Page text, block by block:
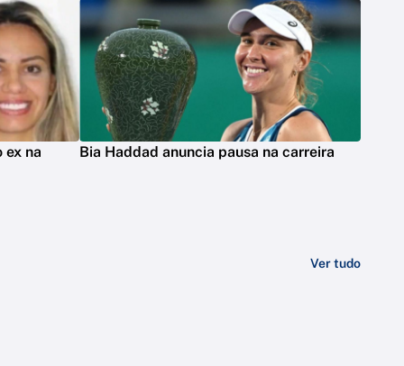
ex na
Bia Haddad anuncia pausa na carreira
Ver tudo